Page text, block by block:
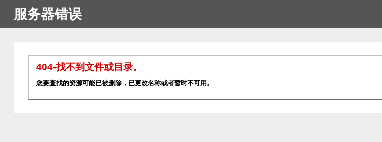
服务器错误
404-找不到文件或目录。
您要查找的资源可能已被删除，已更改名称或者暂时不可用。